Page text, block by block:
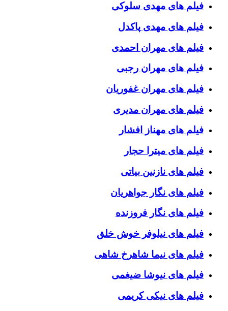
فیلم های مهدی سلوکی
فیلم های مهدی پاکدل
فیلم های مهران احمدی
فیلم های مهران رجبی
فیلم های مهران غفوریان
فیلم های مهران مدیری
فیلم های مهناز افشار
فیلم های میترا حجار
فیلم های نازنین بیاتی
فیلم های نگار جواهریان
فیلم های نگار فروزنده
فیلم های نیلوفر خوش خلق
فیلم های نیما شاهرخ شاهی
فیلم های نیوشا ضیغمی
فیلم های نیکی کریمی